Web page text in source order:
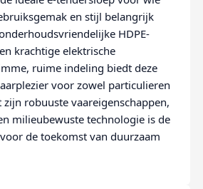
en stijl belangrijk
HDPE-
krachtige elektrische
ruime indeling biedt deze
voor zowel particulieren
robuuste vaareigenschappen,
milieubewuste technologie is de
de toekomst van duurzaam